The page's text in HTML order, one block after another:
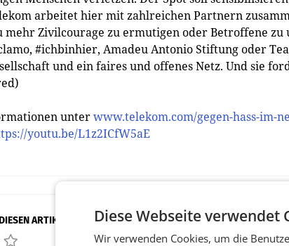
arbeitet hier mit zahlreichen Partnern
mehr Zivilcourage zu ermutigen oder Betroffene
#ichbinhier, Amadeu Antonio Stiftung oder
und ein faires und offenes Netz. Und sie
unterwww.telekom.com/gegen-hass-im-
youtu.be/L1z2ICfW5aE
ARTIKEL Diese Webseite verwendet
Wir verwenden Cookies, um die